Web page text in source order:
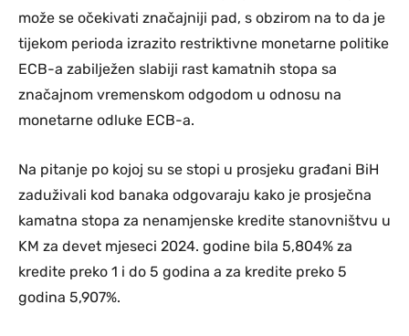
može se očekivati značajniji pad, s obzirom na to da je
tijekom perioda izrazito restriktivne monetarne politike
ECB-a zabilježen slabiji rast kamatnih stopa sa
značajnom vremenskom odgodom u odnosu na
monetarne odluke ECB-a.
Na pitanje po kojoj su se stopi u prosjeku građani BiH
zaduživali kod banaka odgovaraju kako je prosječna
kamatna stopa za nenamjenske kredite stanovništvu u
KM za devet mjeseci 2024. godine bila 5,804% za
kredite preko 1 i do 5 godina a za kredite preko 5
godina 5,907%.